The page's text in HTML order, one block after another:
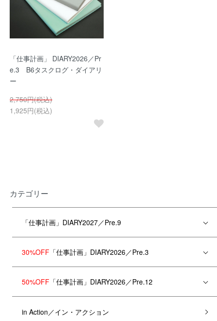
「仕事計画」 DIARY2026／Pr
e.3 B6タスクログ・ダイアリ
ー
2,750円(税込)
1,925円(税込)
カテゴリー
「仕事計画」DIARY2027／Pre.9
30%OFF 「仕事計画」DIARY2026／Pre.3
50%OFF 「仕事計画」DIARY2026／Pre.12
in Action／イン・アクション